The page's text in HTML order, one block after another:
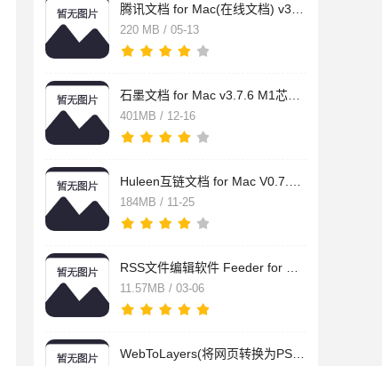
220 MB / 05-13
401MB / 12-16
184MB / 11-25
11.57MB / 03-06